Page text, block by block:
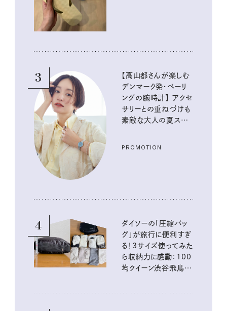
3
【高山都さんが楽しむ
デンマーク発・ベーリ
ングの腕時計】 アクセ
サリーとの重ねづけも
素敵な大人の夏スタイ
PROMOTION
4
ダイソーの「圧縮バッ
グ」が旅行に便利すぎ
る！3サイズ使ってみた
ら収納力に感動：100
均クイーン渋谷飛鳥の